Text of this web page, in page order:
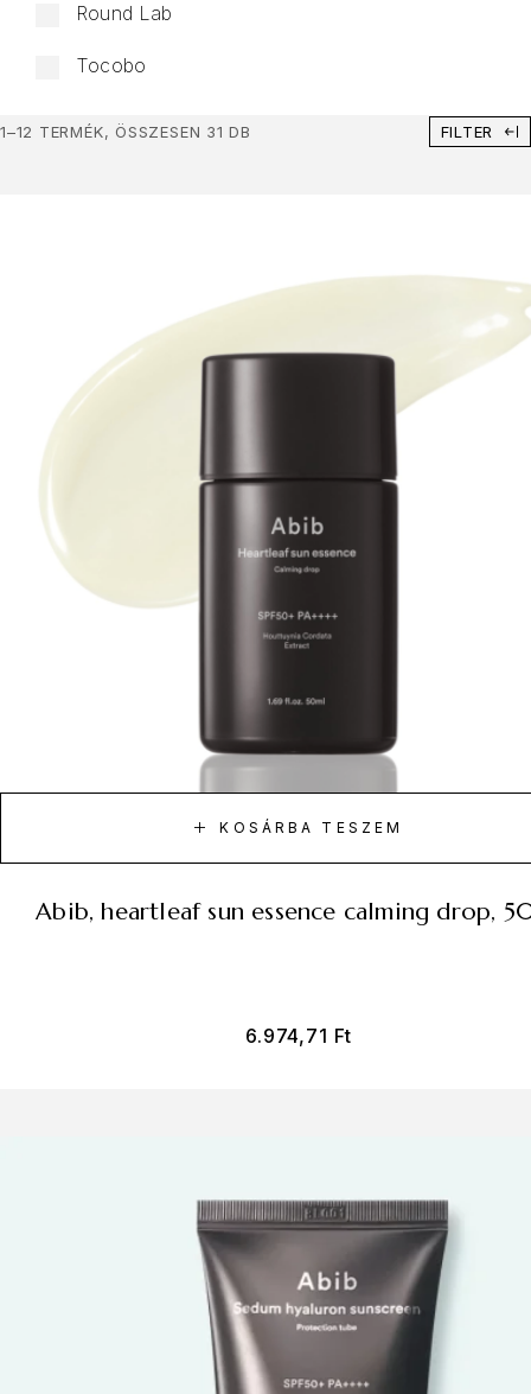
Round Lab
Tocobo
1–12 TERMÉK, ÖSSZESEN 31 DB FILTER
KOSÁRBA TESZEM
abib, heartleaf sun essence calming drop,
6.974,71 Ft